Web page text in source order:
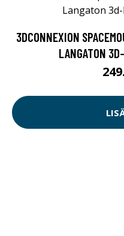
3DCONNEXION
LANGATON